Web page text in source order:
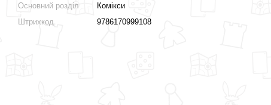
Основний розділ
Комікси
Штрихкод
9786170999108